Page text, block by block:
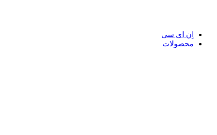
اِن ای سی
محصولات